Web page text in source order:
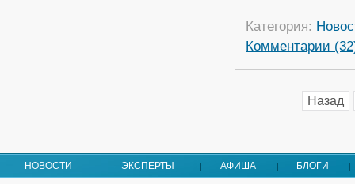
Категория:
Комментарии
Назад
НОВОСТИ ЭКСПЕРТЫ АФИША БЛОГИ